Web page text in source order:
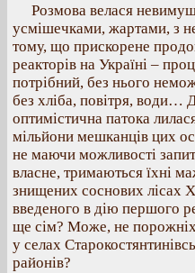
Розмова велася
усмішечками, жартами, з
тому, що прискорене
реакторів на Україні –
потрібний, без нього
без хліба, повітря,
оптимістична патока
мільйони мешканців цих
не маючи можливості
власне, тримаються їхні
знищених соснових лісах
введеного в дію першого
ще сім? Може, не
у селах
районів?